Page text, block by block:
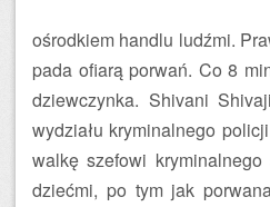
ośrodkiem handlu ludźmi.
pada ofiarą porwań. Co 8
dziewczynka. Shivani
wydziału kryminalnego
walkę szefowi
dziećmi, po tym jak